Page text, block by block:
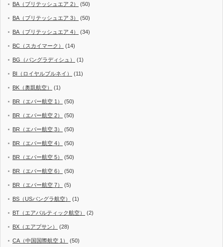
BA（ブリテッシュエア 2） (50)
BA（ブリテッシュエア 3） (50)
BA（ブリテッシュエア 4） (34)
BC（スカイマーク） (14)
BG（バングラディシュ） (1)
BI（ロイヤルブルネイ） (11)
BK（奥凱航空） (1)
BR（エバー航空 1） (50)
BR（エバー航空 2） (50)
BR（エバー航空 3） (50)
BR（エバー航空 4） (50)
BR（エバー航空 5） (50)
BR（エバー航空 6） (50)
BR（エバー航空 7） (5)
BS（USバングラ航空） (1)
BT（エアバルティック航空） (2)
BX（エアプサン） (28)
CA（中国国際航空 1） (50)